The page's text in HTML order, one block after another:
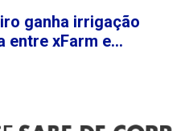
ganha irrigação
entre xFarm e